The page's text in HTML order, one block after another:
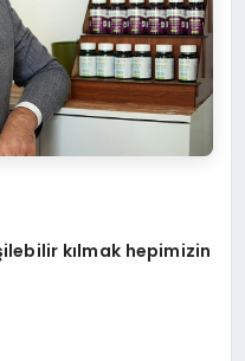
kılmak hepimizin